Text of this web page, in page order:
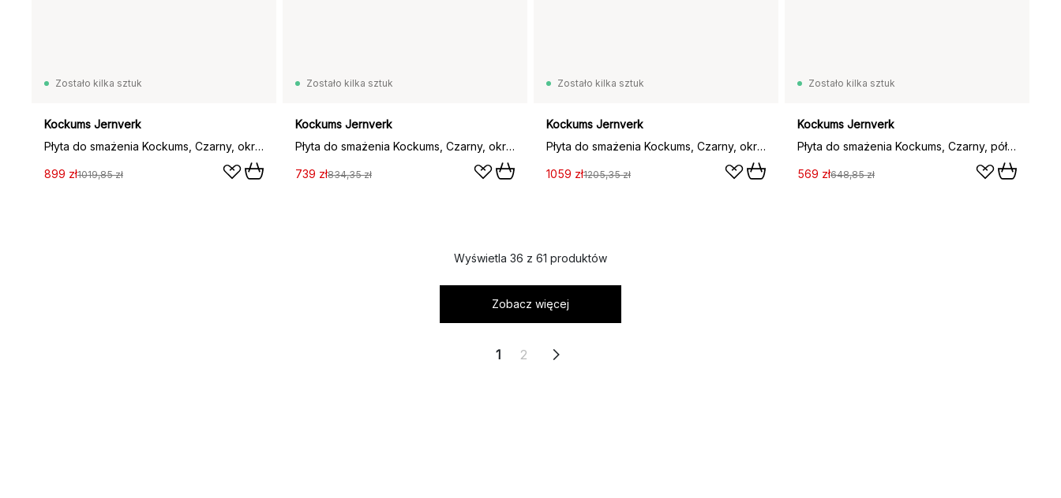
Zostało kilka sztuk
Kockums Jernverk
Płyta do smażenia Kockums, Czarny, okrągły, Ø47 cm
899 zł1019,85 zł
Zostało kilka sztuk
Kockums Jernverk
Płyta do smażenia Kockums, Czarny, okrągły, Ø35 cm
739 zł834,35 zł
Zostało kilka sztuk
Kockums Jernverk
Płyta do smażenia Kockums, Czarny, okrągły, Ø57 cm
1059 zł1205,35 zł
Zostało kilka sztuk
Kockums Jernverk
Płyta do smażenia Kockums, Czarny, półokrągły, 47 cm
569 zł648,85 zł
Wyświetla 36 z 61 produktów
Zobacz więcej
1 2